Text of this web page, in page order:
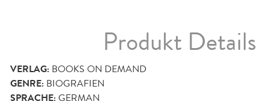
Produkt Details
VERLAG: BOOKS ON DEMAND
GENRE: BIOGRAFIEN
SPRACHE:GERMAN